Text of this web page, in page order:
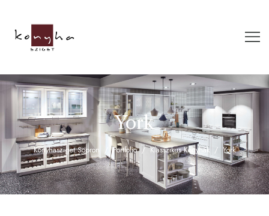
York
Konyhasziget Sopron Portfolio Klasszikus Konyhák York